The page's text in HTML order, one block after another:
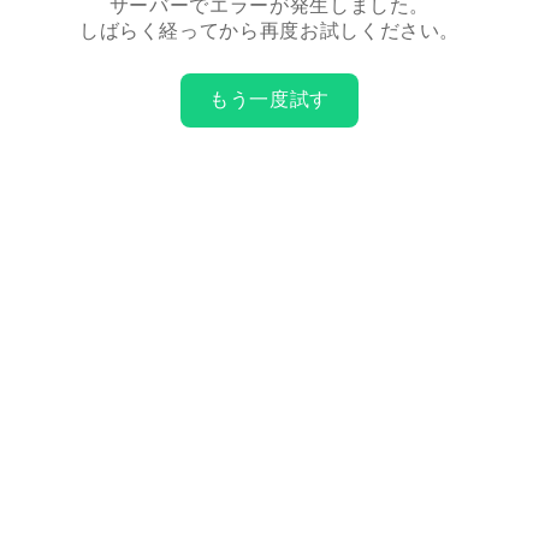
サーバーでエラーが発生しました。
しばらく経ってから再度お試しください。
もう一度試す